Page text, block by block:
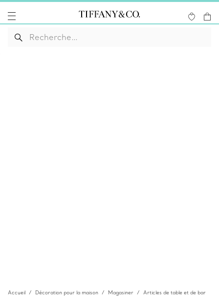
Accueil Décoration pour la maison Magasiner Articles de table et de bar